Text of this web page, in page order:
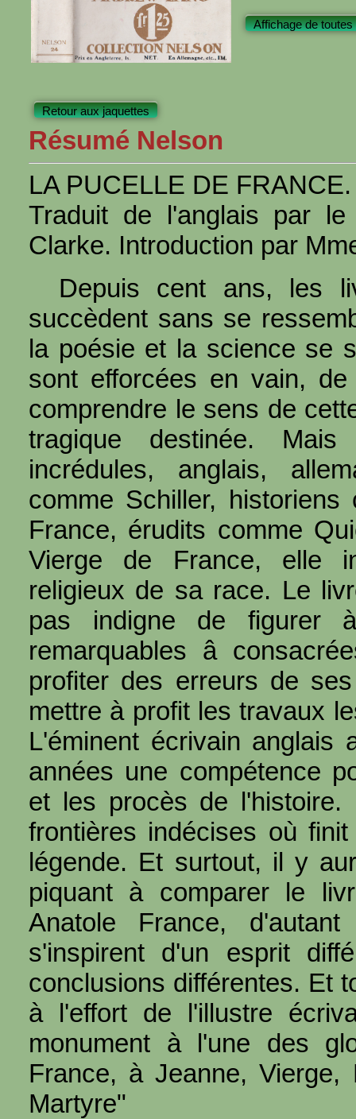
Affichage de
Retour aux jaquettes
Résumé Nelson
LA PUCELLE DE
Traduit de l'anglais par
Clarke. Introduction par
Depuis cent ans, les
succèdent sans se
la poésie et la science se
sont efforcées en vain,
comprendre le sens de
tragique destinée.
incrédules, anglais,
comme Schiller,
France, érudits comme
Vierge de France, elle
religieux de sa race. Le
pas indigne de figurer
remarquables â
profiter des erreurs de
mettre à profit les travaux
L'éminent écrivain anglais
années une compétence
et les procès de
frontières indécises où
légende. Et surtout, il y
piquant à comparer le
Anatole France,
s'inspirent d'un esprit
conclusions différentes. Et
à l'effort de l'illustre
monument à l'une des
France, à Jeanne,
Martyre"